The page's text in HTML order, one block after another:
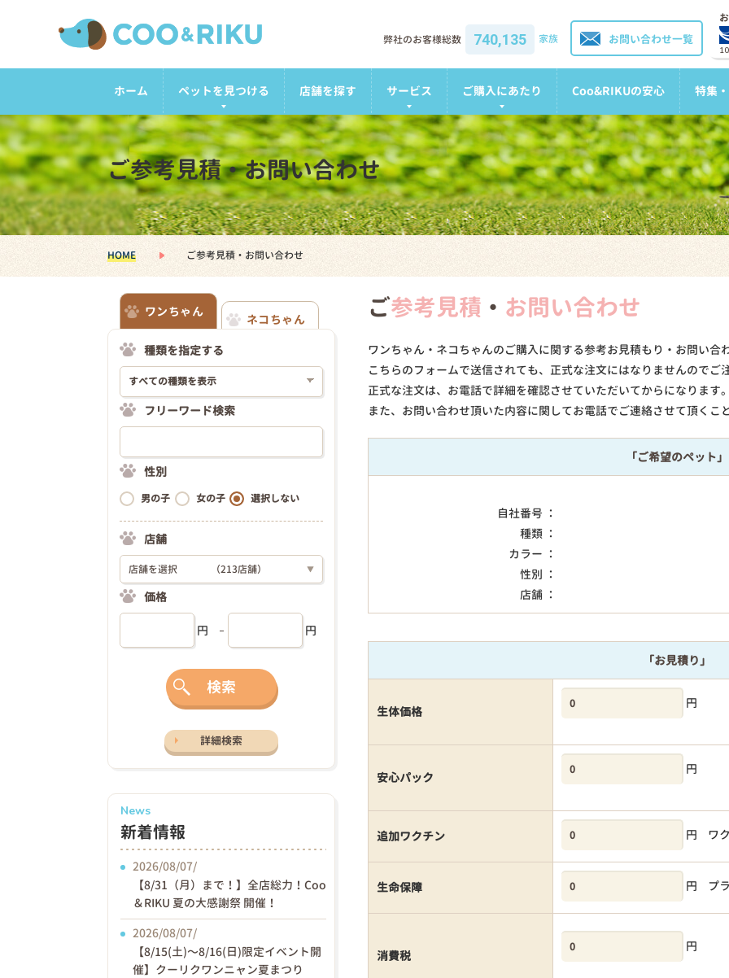
お問い合わせ一覧
弊社のお客様総数 740,135 家族
ホーム ペットを見つける 店舗を探す サービス ご購入にあたり Coo&RIKUの安心 特集
ご参考見積・お問い合わせ
HOME ご参考見積・お問い合わせ
ご参考見積 ・ お問い合わせ
ワンちゃん・ネコちゃんのご購入に関する参考お見積もり・お問い合
こちらのフォームで送信されても、正式な注文にはなりませんのでご
正式な注文は、お電話で詳細を確認させていただいてからになります
また、お問い合わせ頂いた内容に関してお電話でご連絡させて頂く
「ご希望のペット」
自社番号 ：
種類 ：
カラー ：
性別 ：
店舗 ：
「お見積り」
生体価格
円
安心パック
円
追加ワクチン 円 ワ
生命保障 円 プ
消費税
円
ワンちゃん
ネコちゃん
種類を指定する
フリーワード検索
性別
男の子 女の子 選択しない
店舗
店舗を選択 （213店舗） ▼
価格
円 円
検索
詳細検索
News
新着情報
2026/08/07/
【8/31（月）まで！】全店総力！Coo
＆RIKU 夏の大感謝祭 開催！
2026/08/07/
【8/15(土)〜8/16(日)限定イベント開
催】クーリクワンニャン夏まつり